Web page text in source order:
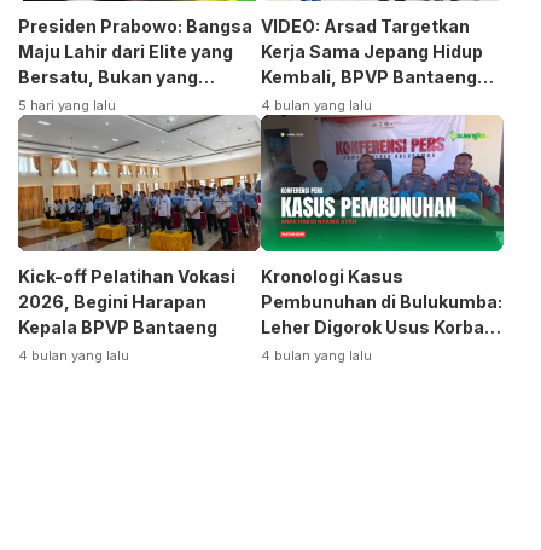
Presiden Prabowo: Bangsa
Maju Lahir dari Elite yang
Bersatu, Bukan yang
Terpecah
5 hari yang lalu
VIDEO: Arsad Targetkan
Kerja Sama Jepang Hidup
Kembali, BPVP Bantaeng
Siap Bangkitkan Jurusan
Otomotif
4 bulan yang lalu
Kick-off Pelatihan Vokasi
2026, Begini Harapan
Kepala BPVP Bantaeng
4 bulan yang lalu
Kronologi Kasus
Pembunuhan di Bulukumba:
Leher Digorok Usus Korban
Dikeluarkan
4 bulan yang lalu